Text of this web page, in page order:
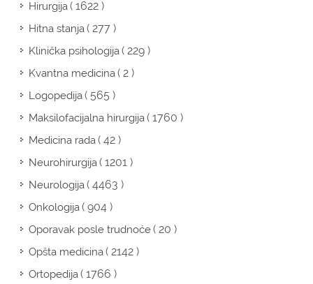
Hirurgija( 1622 )
Hitna stanja( 277 )
Klinička psihologija( 229 )
Kvantna medicina( 2 )
Logopedija( 565 )
Maksilofacijalna hirurgija( 1760 )
Medicina rada( 42 )
Neurohirurgija( 1201 )
Neurologija( 4463 )
Onkologija( 904 )
Oporavak posle trudnoće( 20 )
Opšta medicina( 2142 )
Ortopedija( 1766 )